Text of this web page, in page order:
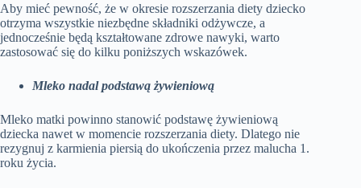
Aby mieć pewność, że w okresie rozszerzania diety dziecko
otrzyma wszystkie niezbędne składniki odżywcze, a
jednocześnie będą kształtowane zdrowe nawyki, warto
zastosować się do kilku poniższych wskazówek.
Mleko nadal podstawą żywieniową
Mleko matki powinno stanowić podstawę żywieniową
dziecka nawet w momencie rozszerzania diety. Dlatego nie
rezygnuj z karmienia piersią do ukończenia przez malucha 1.
roku życia.